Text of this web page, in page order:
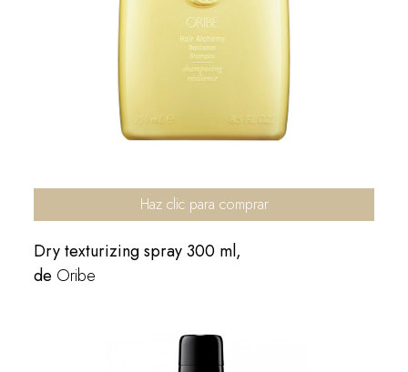
Haz clic para comprar
Dry texturizing spray 300 ml,
de Oribe